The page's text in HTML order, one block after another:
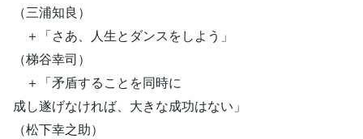
（三浦知良）
＋「さあ、人生とダンスをしよう」
（梯谷幸司）
＋「矛盾することを同時に
成し遂げなければ、大きな成功はない」
（松下幸之助）